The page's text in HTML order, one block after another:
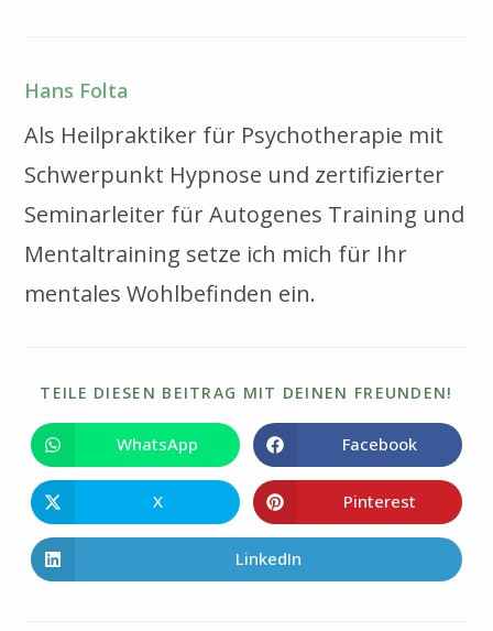
Hans Folta
Als Heilpraktiker für Psychotherapie mit
Schwerpunkt Hypnose und zertifizierter
Seminarleiter für Autogenes Training und
Mentaltraining setze ich mich für Ihr
mentales Wohlbefinden ein.
TEILE DIESEN BEITRAG MIT DEINEN FREUNDEN!
Öffnet
in
einem
neuen
Fenster
WhatsApp Öffnet
in
einem
neuen
Fenster
Facebook
Öffnet
in
einem
X Öffnet
in
einem
Pinterest
Öffnet
in
LinkedIn